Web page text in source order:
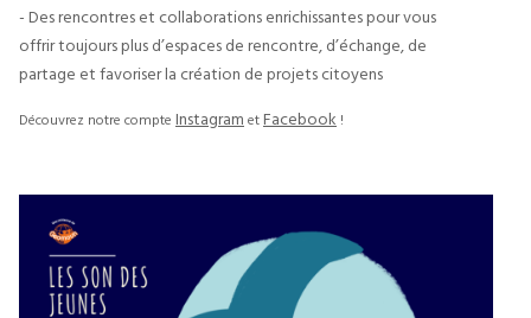
- Des rencontres et collaborations enrichissantes pour vous
offrir toujours plus d’espaces de rencontre, d’échange, de
partage et favoriser la création de projets citoyens
Découvrez notre compte Instagram et Facebook !